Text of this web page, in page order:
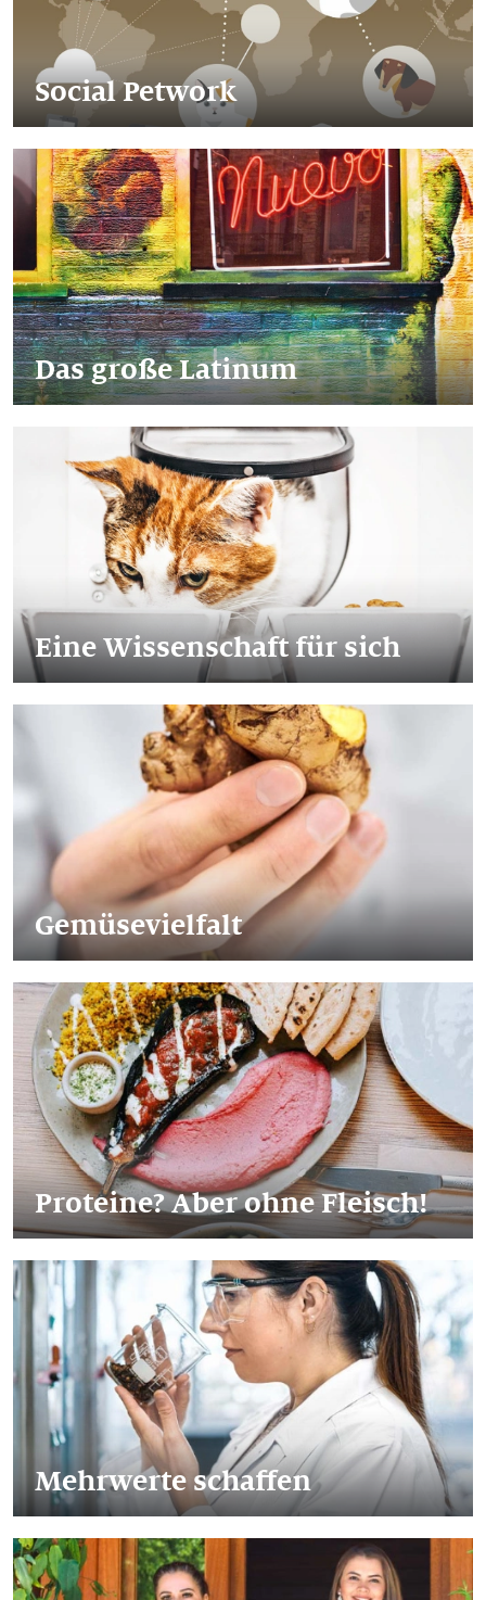
Social Petwork
Das große Latinum
Eine Wissenschaft für sich
Gemüsevielfalt
Proteine? Aber ohne Fleisch!
Mehrwerte schaffen